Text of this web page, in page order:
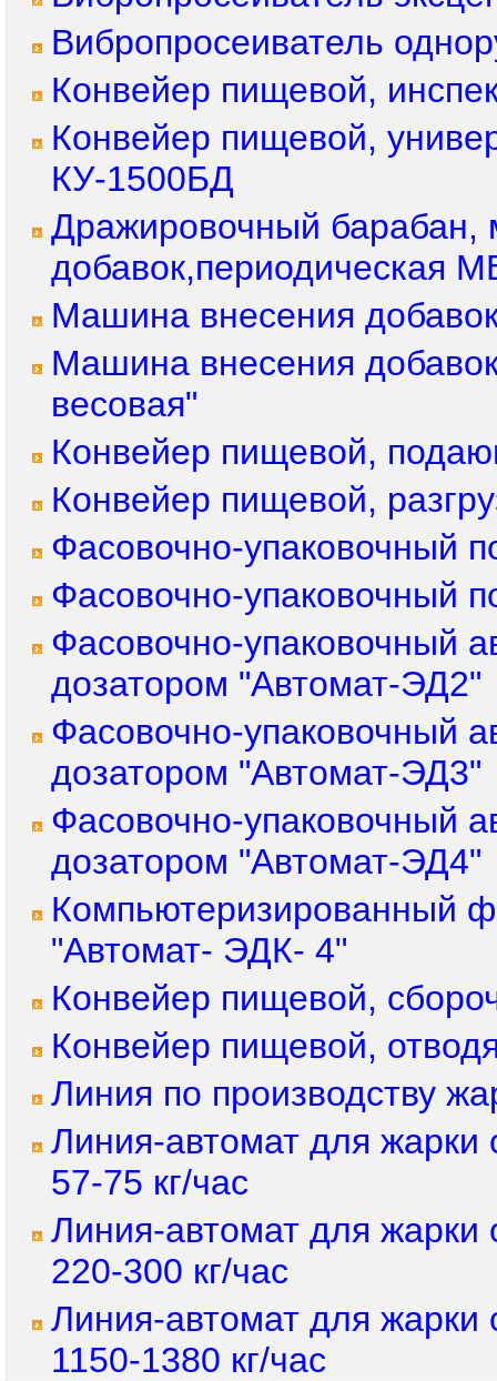
Вибропросеиватель
Конвейер пищевой,
Конвейер пищевой,
КУ-1500БД
Дражировочный барабан,
добавок,периодическая
Машина внесения
Машина внесения
весовая"
Конвейер пищевой,
Конвейер пищевой,
Фасовочно-упаковочный
Фасовочно-упаковочный
Фасовочно-упаковочный
дозатором "Автомат-ЭД2"
Фасовочно-упаковочный
дозатором "Автомат-ЭД3"
Фасовочно-упаковочный
дозатором "Автомат-ЭД4"
Компьютеризированный
"Автомат- ЭДК- 4"
Конвейер пищевой,
Конвейер пищевой,
Линия по производству
Линия-автомат для жарки
57-75 кг/час
Линия-автомат для жарки
220-300 кг/час
Линия-автомат для жарки
1150-1380 кг/час